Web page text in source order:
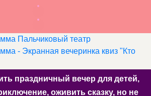
Пальчиковый театр
- Экранная вечеринка квиз "Кто
праздничный вечер для детей,
оживить сказку, но не